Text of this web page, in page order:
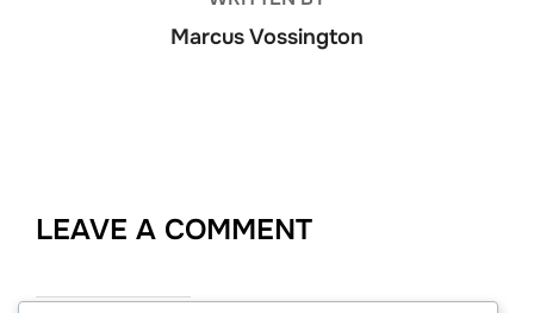
Marcus Vossington
LEAVE A COMMENT